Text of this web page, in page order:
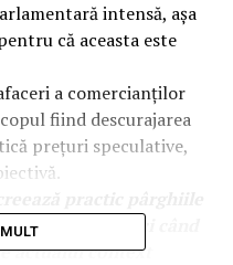
intensă, așa
că aceasta este
a comercianților
fiind descurajarea
prețuri speculative,
concrete atunci când
actualul context